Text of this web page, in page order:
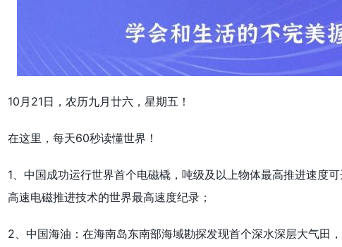
10月21日，农历九月廿六，星期五！
在这里，每天60秒读懂世界！
1、中国成功运行世界首个电磁橇，吨级及以上物体最高推进速度
高速电磁推进技术的世界最高速度纪录；
2、中国海油：在海南岛东南部海域勘探发现首个深水深层大气田